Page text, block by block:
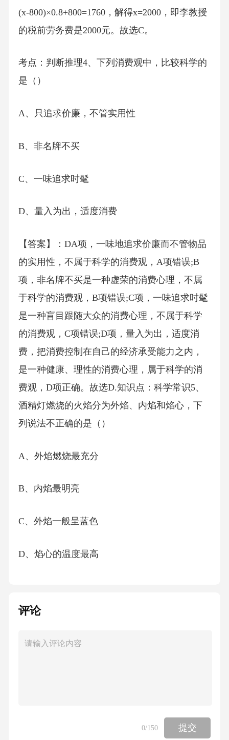
(x-800)×0.8+800=1760，解得x=2000，即李教授
的税前劳务费是2000元。故选C。
考点：判断推理4、下列消费观中，比较科学的
是（）
A、只追求价廉，不管实用性
B、非名牌不买
C、一味追求时髦
D、量入为出，适度消费
【答案】：DA项，一味地追求价廉而不管物品
的实用性，不属于科学的消费观，A项错误;B
项，非名牌不买是一种虚荣的消费心理，不属
于科学的消费观，B项错误;C项，一味追求时髦
是一种盲目跟随大众的消费心理，不属于科学
的消费观，C项错误;D项，量入为出，适度消
费，把消费控制在自己的经济承受能力之内，
是一种健康、理性的消费心理，属于科学的消
费观，D项正确。故选D.知识点：科学常识5、
酒精灯燃烧的火焰分为外焰、内焰和焰心，下
列说法不正确的是（）
A、外焰燃烧最充分
B、内焰最明亮
C、外焰一般呈蓝色
D、焰心的温度最高
度最低。故选D。
评论
0/150 提交